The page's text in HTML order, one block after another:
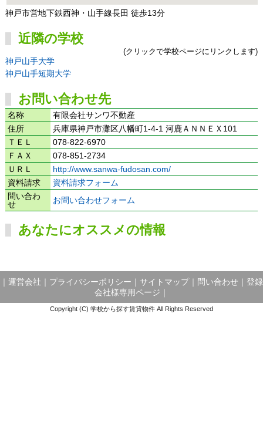
神戸市営地下鉄西神・山手線長田 徒歩13分
近隣の学校
(クリックで学校ページにリンクします)
神戸山手大学
神戸山手短期大学
お問い合わせ先
名称
有限会社サンワ不動産
住所
兵庫県神戸市灘区八幡町1-4-1 河鹿ＡＮＮＥＸ101
ＴＥＬ
078-822-6970
ＦＡＸ
078-851-2734
ＵＲＬ
http://www.sanwa-fudosan.com/
資料請求
資料請求フォーム
問い合わ
せ
お問い合わせフォーム
あなたにオススメの情報
運営会社 プライバシーポリシー サイトマップ｜ 問い合わせ
登録
会社様専用ページ
Copyright (C) 学校から探す賃貸物件 All Rights Reserved